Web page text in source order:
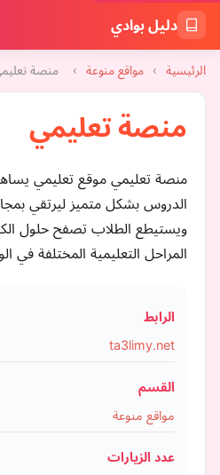
دليل بوادي
الرئيسية › مواقع منوعة › منصة
منصة تعليمي
منصة تعليمي موقع تعليمي
الدروس بشكل متميز ليرتقي
ويستيطع الطلاب تصفح حلول
المراحل التعليمية المختلفة في
الرابط
ta3limy.net
القسم
مواقع منوعة
عدد الزيارات